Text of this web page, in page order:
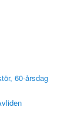
60-årsdag